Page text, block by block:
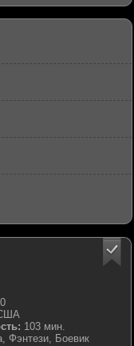
103 мин.
Фэнтези, Боевик